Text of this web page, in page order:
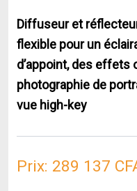
Diffuseur et
flexible pour un
d’appoint, des effets
photographie de
vue high-key
Prix: 289 137